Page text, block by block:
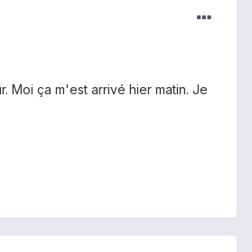
Moi ça m'est arrivé hier matin. Je